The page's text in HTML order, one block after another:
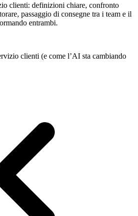
clienti: definizioni chiare, confronto
passaggio di consegne tra i team e il
entrambi.